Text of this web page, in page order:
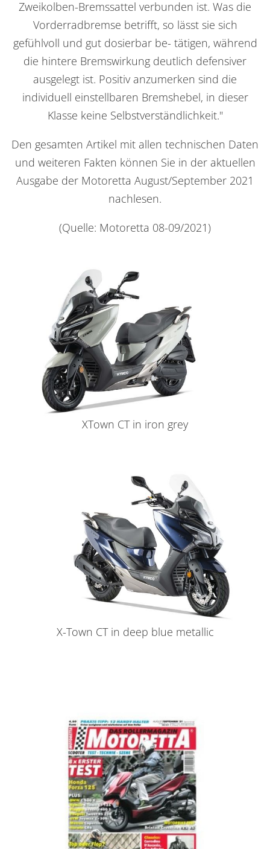
Zweikolben-Bremssattel verbunden ist. Was die
Vorderradbremse betrifft, so lässt sie sich
gefühlvoll und gut dosierbar be- tätigen, während
die hintere Bremswirkung deutlich defensiver
ausgelegt ist. Positiv anzumerken sind die
individuell einstellbaren Bremshebel, in dieser
Klasse keine Selbstverständlichkeit."
Den gesamten Artikel mit allen technischen Daten
und weiteren Fakten können Sie in der aktuellen
Ausgabe der Motoretta August/September 2021
nachlesen.
(Quelle: Motoretta 08-09/2021)
XTown CT in iron grey
X-Town CT in deep blue metallic